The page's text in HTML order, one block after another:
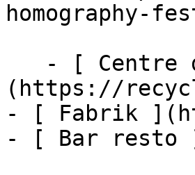
homography-
(https://
- [ Fabrik
- [ Bar resto